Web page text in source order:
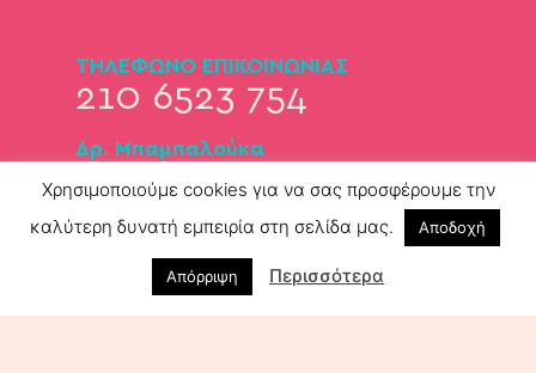
ΤΗΛΕΦΩΝΟ ΕΠΙΚΟΙΝΩΝΙΑΣ
210 6523 754
Δρ. Μπαμπαλούκα
697 3339 871
Δρ. Παπαδόπουλος
697 2604 744
ΛΕΩΦ. ΠΕΡΙΚΛΕΟΥΣ 27,
Χρησιμοποιούμε cookies για να σας προσφέρουμε την
καλύτερη δυνατή εμπειρία στη σελίδα μας.
Αποδοχή
Απόρριψη Περισσότερα